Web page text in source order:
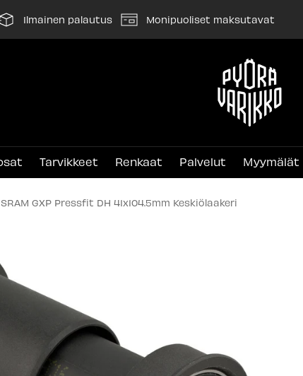
Ilmainen palautus Monipuoliset maksutavat
Pyörävarikko
Tarvikkeet Renkaat Palvelut Myymälät
SRAM GXP Pressfit DH 41x104.5mm Keskiölaakeri